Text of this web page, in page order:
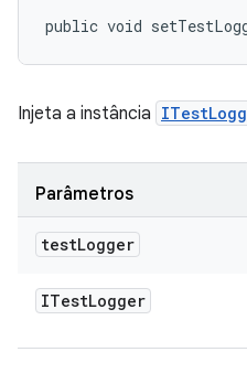
public void
Injeta a instância
Parâmetros
testLogger
ITestLogger